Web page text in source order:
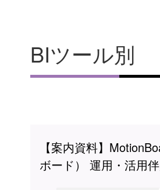
BIツール別
【案内資料】
ボード） 運用・活用